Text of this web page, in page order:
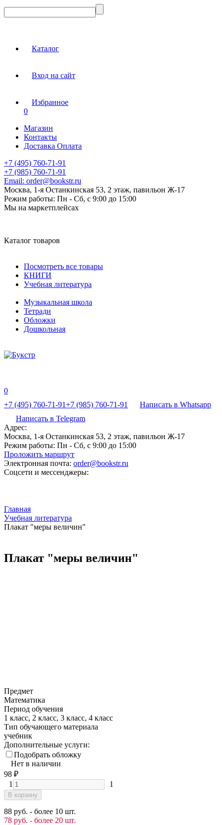
Каталог
Вход на сайт
Избранное
0
Магазин
Контакты
Доставка Оплата
+7 (495) 760-71-91
+7 (985) 760-71-91
Email: order@bookstr.ru
Москва, 1-я Останкинская 53, 2 этаж, павильон Ж-17
Режим работы: Пн - Сб, с 9:00 до 15:00
Мы на маркетплейсах
Каталог товаров
Посмотреть все товары
КНИГИ
Учебная литература
Музыкальная школа
Тетради
Обложки
Дошкольная
0
+7 (495) 760-71-91+7 (985) 760-71-91
Написать в Whatsapp
Написать в Telegram
Адрес:
Москва, 1-я Останкинская 53, 2 этаж, павильон Ж-17
Режим работы: Пн - Сб, с 9:00 до 15:00
Проложить маршрут
Электронная почта: order@bookstr.ru
Соцсети и мессенджеры:
Главная
Учебная литература
Плакат "меры величин"
Плакат "меры величин"
Предмет
Математика
Период обучения
1 класс, 2 класс, 3 класс, 4 класс
Тип обучающего материала
учебник
Дополнительные услуги:
Подобрать обложку
Нет в наличии
98 ₽
1
1
В корзину
88 руб. - более 10 шт.
78 руб. - более 20 шт.